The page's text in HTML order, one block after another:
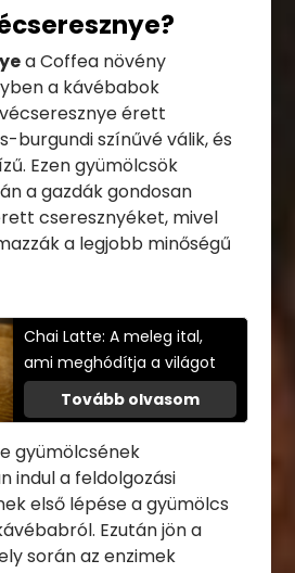
a Coffea növény
a kávébabok
érett
burgundi színűvé válik, és
Ezen gyümölcsök
a gazdák gondosan
cseresznyéket, mivel
a legjobb minőségű
Chai Latte: A meleg ital,
ami meghódítja a világot
Tovább olvasom
gyümölcsének
indul a feldolgozási
első lépése a gyümölcs
Ezután jön a
során az enzimek